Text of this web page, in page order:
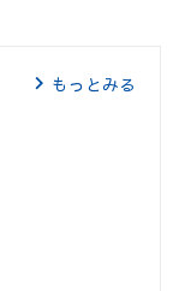
もっとみる